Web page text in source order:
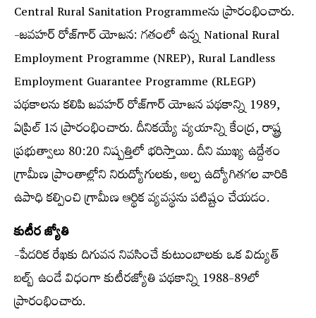
Central Rural Sanitation Programmeను ప్రారంభించారు.
-జవహర్ రోజ్‌గార్ యోజన: గతంలో ఉన్న National Rural
Employment Programme (NREP), Rural Landless
Employment Guarantee Programme (RLEGP)
పథకాలను కలిపి జవహర్ రోజ్‌గార్ యోజన పథకాన్ని 1989,
ఏప్రిల్ 1న ప్రారంభించారు. దీనికయ్యే వ్యయాన్ని కేంద్ర, రాష్ట్ర
ప్రభుత్వాలు 80:20 నిష్పత్తిలో భరిస్తాయి. దీని ముఖ్య ఉద్దేశం
గ్రామీణ ప్రాంతాల్లోని నిరుద్యోగులకు, అల్ప ఉద్యోగితగల వారికి
ఉపాధి కల్పించి గ్రామీణ ఆర్థిక వ్యవస్థను పటిష్టం చేయడం.
కుటీర జ్యోతి
-పేదరిక రేఖకు దిగువన నివసించే కుటుంబాలకు ఒక విద్యుత్
బల్బ్ ఉండే విధంగా కుటీరజ్యోతి పథకాన్ని 1988-89లో
ప్రారంభించారు.